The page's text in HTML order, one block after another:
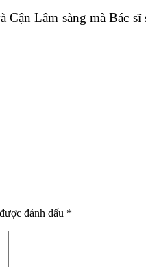
Cận Lâm sàng mà
đánh dấu *